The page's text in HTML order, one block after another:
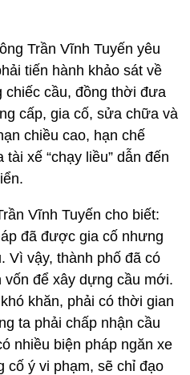
Trần Vĩnh Tuyến yêu
tiến hành khảo sát về
chiếc cầu, đồng thời đưa
cấp, gia cố, sửa chữa và
chiều cao, hạn chế
xế “chạy liều” dẫn đến
Vĩnh Tuyến cho biết:
đã được gia cố nhưng
Vì vậy, thành phố đã có
vốn để xây dựng cầu mới.
khăn, phải có thời gian
ta phải chấp nhận cầu
nhiều biện pháp ngăn xe
cố ý vi phạm, sẽ chỉ đạo